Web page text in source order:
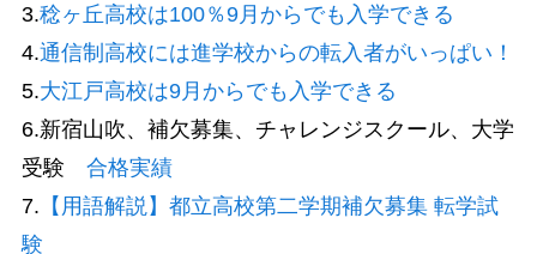
3.稔ヶ丘高校は100％9月からでも入学できる
4.通信制高校には進学校からの転入者がいっぱい！
5.大江戸高校は9月からでも入学できる
6.新宿山吹、補欠募集、チャレンジスクール、大学
受験 合格実績
7. 【用語解説】都立高校第二学期補欠募集 転学試
験